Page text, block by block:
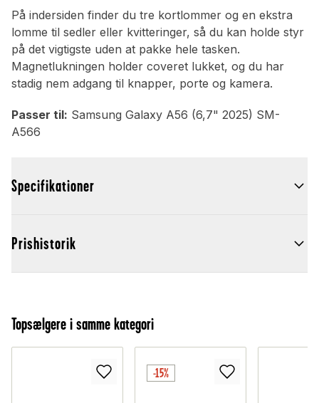
På indersiden finder du tre kortlommer og en ekstra
lomme til sedler eller kvitteringer, så du kan holde styr
på det vigtigste uden at pakke hele tasken.
Magnetlukningen holder coveret lukket, og du har
stadig nem adgang til knapper, porte og kamera.
Passer til: Samsung Galaxy A56 (6,7" 2025) SM-
A566
Specifikationer
Prishistorik
Topsælgere i samme kategori
-15%